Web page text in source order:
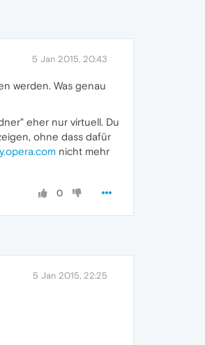
5 Jan 2015, 20:43
werden. Was genau
eher nur virtuell. Du
ohne dass dafür
nicht mehr
0
5 Jan 2015, 22:25